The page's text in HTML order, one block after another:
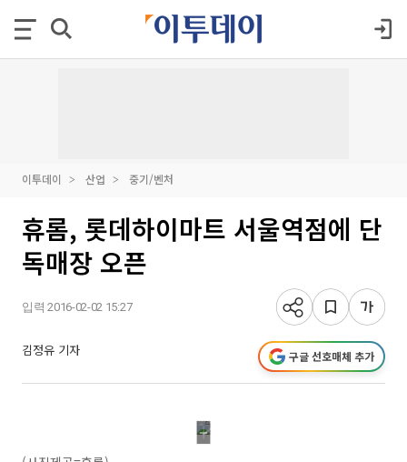
이투데이 산업 중기/벤처
휴롬, 롯데하이마트 서울역점에 단
독매장 오픈
입력 2016-02-02 15:27
김정유 기자 구글 선호매체 추가